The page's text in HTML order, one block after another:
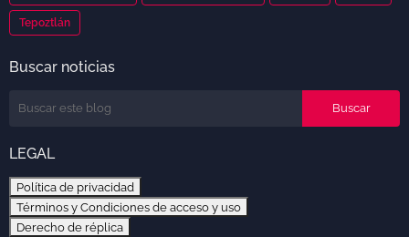
Tepoztlán
Buscar noticias
LEGAL
Política de privacidad
Términos y Condiciones de acceso y uso
Derecho de réplica